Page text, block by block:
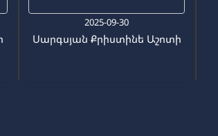
2025-09-30
Սարգսյան Քրիստինե Աշոտի